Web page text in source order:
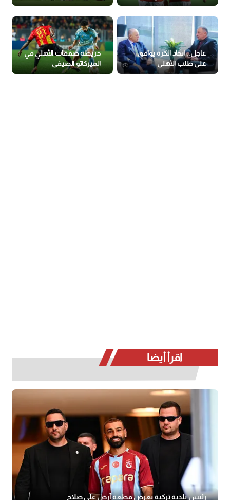
بياخدوه"
عاجل.. اتحاد الكرة يوافق
على طلب الأهلي
بالاستماع للفار
خريطة صفقات الأهلي في
الميركاتو الصيفي
اقرأ أيضا
رئيس بلدية تركية يعرض قطعة أرض على صلاح